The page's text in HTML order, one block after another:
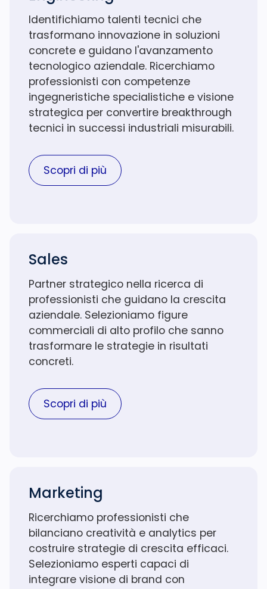
Identifichiamo talenti tecnici che
trasformano innovazione in soluzioni
concrete e guidano l'avanzamento
tecnologico aziendale. Ricerchiamo
professionisti con competenze
ingegneristiche specialistiche e visione
strategica per convertire breakthrough
tecnici in successi industriali misurabili.
Scopri di più
Sales
Partner strategico nella ricerca di
professionisti che guidano la crescita
aziendale. Selezioniamo figure
commerciali di alto profilo che sanno
trasformare le strategie in risultati
concreti.
Scopri di più
Marketing
Ricerchiamo professionisti che
bilanciano creatività e analytics per
costruire strategie di crescita efficaci.
Selezioniamo esperti capaci di
integrare visione di brand con